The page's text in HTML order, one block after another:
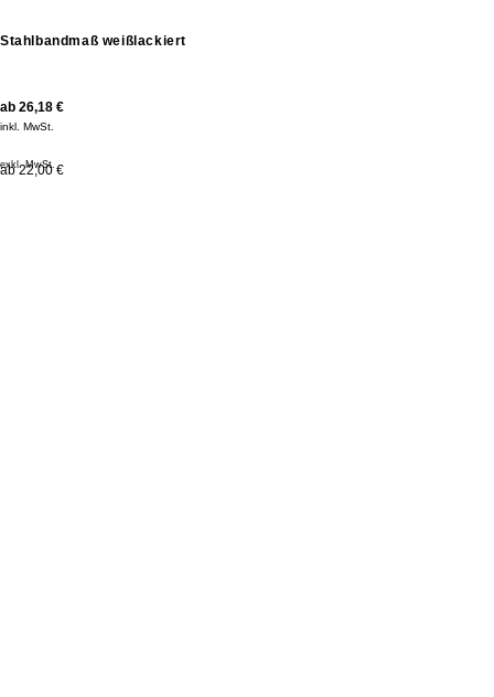
Stahlbandmaß weißlackiert
ab 26,18 €
inkl. MwSt.
ab 22,00 €
exkl. MwSt.